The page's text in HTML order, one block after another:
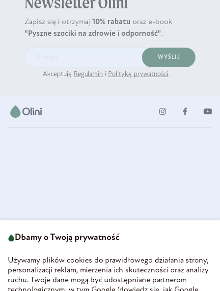
Zapisz się i otrzymaj 10% rabatu oraz e-book
"Pyszne szociki na zdrowie i odporność".
WYŚLIJ
Akceptuję Regulamin i Politykę prywatności.
58-160 Świebodzice
REGON 890213034
INFORMACJE
Dbamy o Twoją prywatność
Używamy plików cookies do prawidłowego działania strony,
personalizacji reklam, mierzenia ich skuteczności oraz analizy
ruchu. Twoje dane mogą być udostępniane partnerom